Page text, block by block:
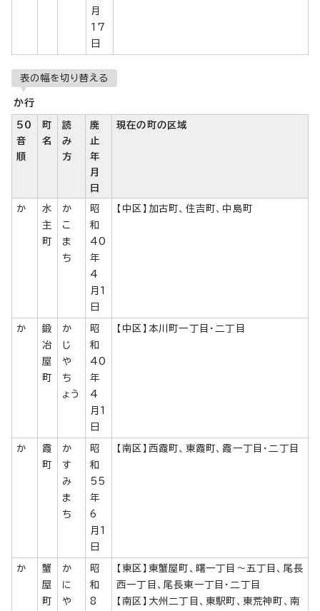
月
17
日
表の幅を切り替える
か行
50
音
順
町
名
読
み
方
廃
止
年
月
日
現在の町の区域
か
水
主
町
か
こ
ま
ち
昭
和
40
年
4
月1
日
【中区】加古町、住吉町、中島町
か
鍛
冶
屋
町
か
じ
や
ち
ょう
昭
和
40
年
4
月1
日
【中区】本川町一丁目・二丁目
か
霞
町
か
す
み
ま
ち
昭
和
55
年
6
月1
日
【南区】西霞町、東霞町、霞一丁目・二丁目
か
蟹
屋
町
か
に
や
昭
和
8
【東区】東蟹屋町、曙一丁目～五丁目、尾長
西一丁目、尾長東一丁目・二丁目
【南区】大州二丁目、東駅町、東荒神町、南